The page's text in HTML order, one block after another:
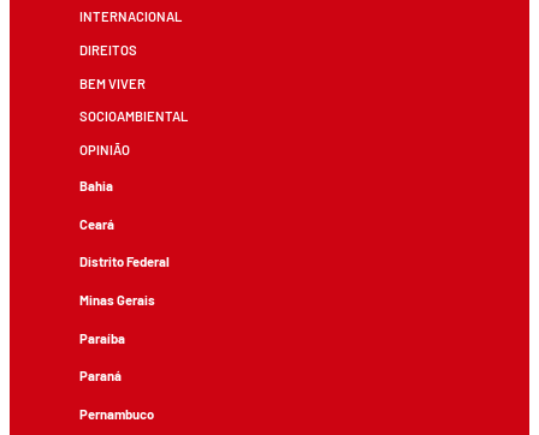
INTERNACIONAL
DIREITOS
BEM VIVER
SOCIOAMBIENTAL
OPINIÃO
Bahia
Ceará
Distrito Federal
Minas Gerais
Paraíba
Paraná
Pernambuco